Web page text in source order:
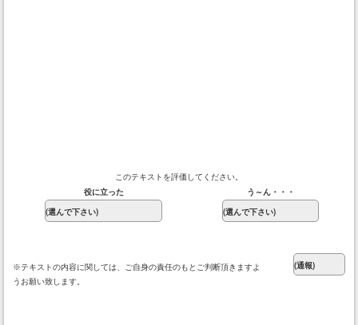
このテキストを評価してください。
役に立った
う～ん・・・
※テキストの内容に関しては、ご自身の責任のもとご判断頂きますよ
うお願い致します。